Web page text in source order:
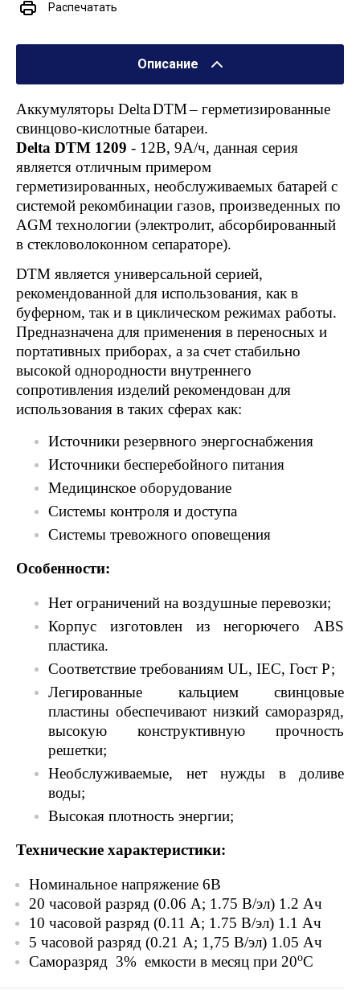
Распечатать
Описание
Аккумуляторы DeltaDTM– герметизированные
cвинцово-кислотные батареи.
Delta DTM 1209 - 12В, 9А/ч, данная серия
является отличным примером
герметизированных, необслуживаемых батарей с
системой рекомбинации газов, произведенных по
AGM технологии (электролит, абсорбированный
в стекловолоконном сепараторе).
DTM является универсальной серией,
рекомендованной для использования, как в
буферном, так и в циклическом режимах работы.
Предназначена для применения в переносных и
портативных приборах, а за счет стабильно
высокой однородности внутреннего
сопротивления изделий рекомендован для
использования в таких сферах как:
Источники резервного энергоснабжения
Источники бесперебойного питания
Медицинское оборудование
Системы контроля и доступа
Системы тревожного оповещения
Особенности:
Нет ограничений на воздушные перевозки;
Корпус изготовлен из негорючего ABS
пластика.
Соответствие требованиям UL, IEC, Гост Р;
Легированные кальцием свинцовые
пластины обеспечивают низкий саморазряд,
высокую конструктивную прочность
решетки;
Необслуживаемые, нет нужды в доливе
воды;
Высокая плотность энергии;
Технические характеристики:
Номинальное напряжение 6В
20 часовой разряд (0.06 А; 1.75 В/эл) 1.2 Ач
10 часовой разряд (0.11 А; 1.75 В/эл) 1.1 Ач
5 часовой разряд (0.21 А; 1,75 В/эл) 1.05 Ач
Саморазряд 3% емкости в месяц при 20oС